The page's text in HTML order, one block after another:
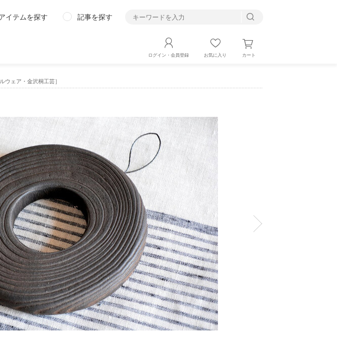
イテムを探す 記事を探す
ログイン・会員登録 お気に入り カート
ウェア・金沢桐工芸］